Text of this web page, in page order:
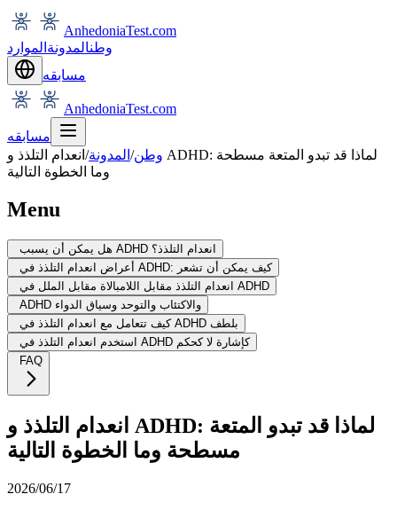
AnhedoniaTest.com
وطنالمدونة الموارد
مسابقه
AnhedoniaTest.com
مسابقه
وطن/ المدونة/ انعدام التلذذ و ADHD: لماذا قد تبدو المتعة مسطحة
وما الخطوة التالية
Menu
هل يمكن أن يسبب ADHD انعدام التلذذ؟
أعراض انعدام التلذذ في ADHD: كيف يمكن أن تشعر
انعدام التلذذ مقابل اللامبالاة مقابل الملل في ADHD
ADHD والاكتئاب والتوحد وسياق الدواء
كيف تتعامل مع انعدام التلذذ في ADHD بلطف
استخدم انعدام التلذذ في ADHD كإشارة لا كحكم
FAQ
انعدام التلذذ و ADHD: لماذا قد تبدو المتعة
مسطحة وما الخطوة التالية
2026/06/17